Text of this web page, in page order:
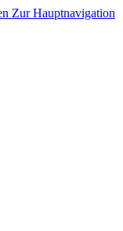
Zur Hauptnavigation